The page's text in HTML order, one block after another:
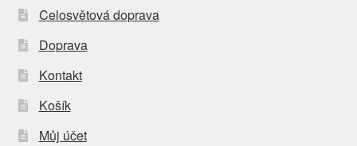
Celosvětová doprava
Doprava
Kontakt
Košík
Můj účet